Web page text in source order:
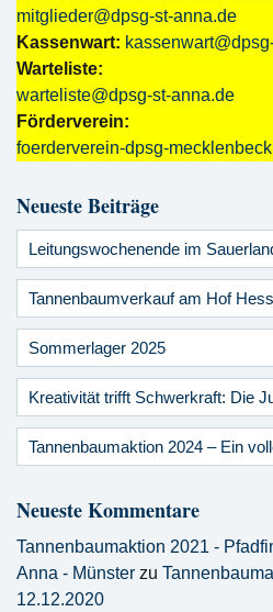
mitglieder@dpsg-st-anna.de
Kassenwart:
Warteliste:
warteliste@dpsg-st-anna.de
Förderverein:
foerderverein-dpsg-
Neueste Beiträge
Leitungswochenende im
Tannenbaumverkauf am Hof
Sommerlager 2025
Kreativität trifft Schwerkraft: Die
Tannenbaumaktion 2024 – Ein
Neueste Kommentare
Tannenbaumaktion 2021 -
Anna - Münster zu
12.12.2020